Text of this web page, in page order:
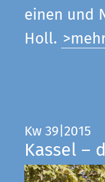
einen und
Holl.
Kw 39|2015
Kassel –